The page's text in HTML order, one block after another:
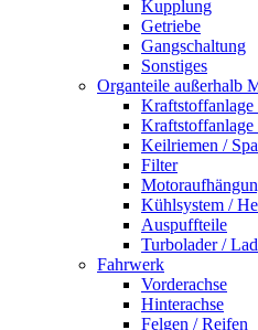
Kupplung
Getriebe
Gangschaltung
Sonstiges
Organteile außerhalb
Kraftstoffanlage
Kraftstoffanlage
Keilriemen /
Filter
Kühlsystem /
Auspuffteile
Turbolader /
Fahrwerk
Vorderachse
Hinterachse
Felgen / Reifen